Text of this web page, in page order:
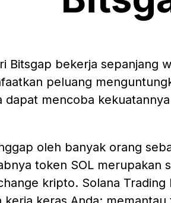
Bitsgap bekerja sepanjang
peluang
dapat mencoba
oleh banyak orang
token SOL merupakan
kripto. Solana